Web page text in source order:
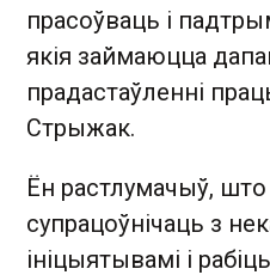
прасоўваць і
якія займаюцца
прадастаўленні
Стрыжак.
Ён растлумачыў,
супрацоўнічаць з
ініцыятывамі і